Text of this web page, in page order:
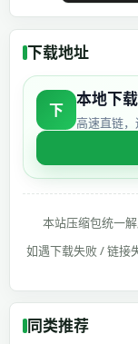
下载地址
下
本地下载
高速直链
本站压缩包统一
如遇下载失败 / 链接
同类推荐